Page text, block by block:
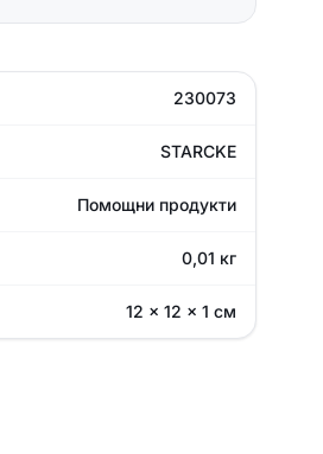
230073
STARCKE
Помощни продукти
0,01 кг
12 × 12 × 1 см